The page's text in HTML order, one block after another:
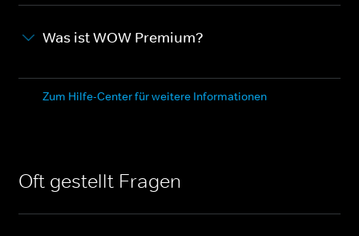
Was ist WOW Premium?
Zum Hilfe-Center für weitere Informationen
Oft gestellt Fragen